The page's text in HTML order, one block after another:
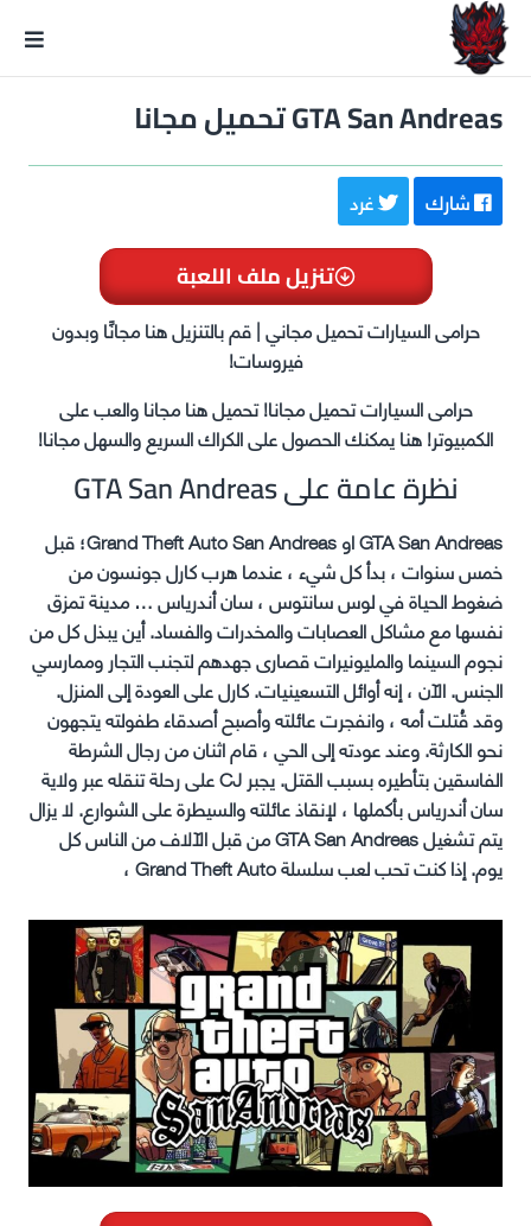
GTA San Andreas تحميل مجانا
شارك غرد
تنزيل ملف اللعبة
حرامى السيارات تحميل مجاني | قم بالتنزيل هنا مجانًا وبدون
فيروسات!
حرامى السيارات تحميل مجانا! تحميل هنا مجانا والعب على
الكمبيوتر! هنا يمكنك الحصول على الكراك السريع والسهل مجانا!
نظرة عامة على GTA San Andreas
GTA San Andreas او Grand Theft Auto San Andreas؛ قبل
خمس سنوات ، بدأ كل شيء ، عندما هرب كارل جونسون من
ضغوط الحياة في لوس سانتوس ، سان أندرياس … مدينة تمزق
نفسها مع مشاكل العصابات والمخدرات والفساد. أين يبذل كل من
نجوم السينما والمليونيرات قصارى جهدهم لتجنب التجار وممارسي
الجنس. الآن ، إنه أوائل التسعينيات. كارل على العودة إلى المنزل.
وقد قُتلت أمه ، وانفجرت عائلته وأصبح أصدقاء طفولته يتجهون
نحو الكارثة. وعند عودته إلى الحي ، قام اثنان من رجال الشرطة
الفاسقين بتأطيره بسبب القتل. يجبر CJ على رحلة تنقله عبر ولاية
سان أندرياس بأكملها ، لإنقاذ عائلته والسيطرة على الشوارع. لا يزال
يتم تشغيل GTA San Andreas من قبل الآلاف من الناس كل
يوم. إذا كنت تحب لعب سلسلة Grand Theft Auto ،